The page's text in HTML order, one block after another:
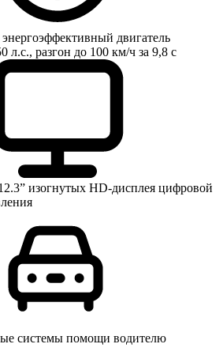
двигатель
л.с., разгон до 100 км/ч за 9,8 с
изогнутых HD-дисплея цифровой
системы помощи водителю